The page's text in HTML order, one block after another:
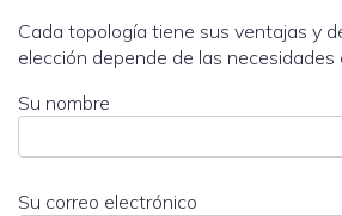
Cada topología tiene sus ventajas y
elección depende de las necesidades
Su nombre
Su correo electrónico